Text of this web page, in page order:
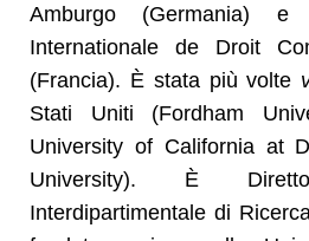
Amburgo (Germania)
Internationale de Droit
(Francia). È stata più volte
Stati Uniti (Fordham
University of California at
University). È
Interdipartimentale di